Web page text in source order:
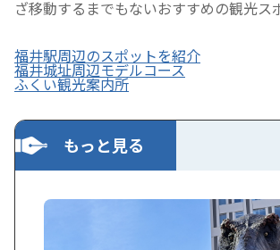
ざ移動するまでもないおすすめの観光ス
福井駅周辺のスポットを紹介
福井城址周辺モデルコース
ふくい観光案内所
もっと見る